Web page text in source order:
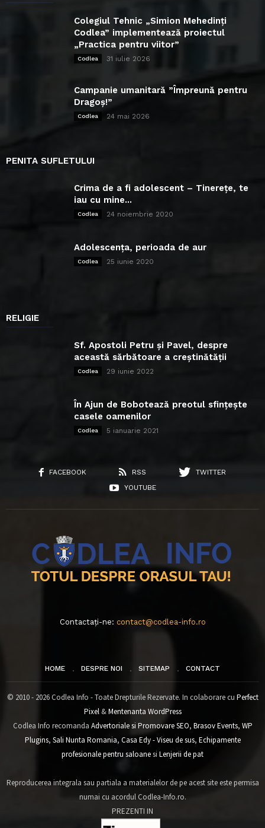
Colegiul Tehnic „Simion Mehedinți
Codlea” implementează proiectul
„Practica pentru viitor”
Codlea 31 iulie 2026
Campanie umanitară ”Împreună pentru
Dragoș!”
Codlea 24 mai 2026
PENITA SUFLETULUI
Crima de a fi adolescent – Tinerețe, te
iau cu mine...
Codlea 24 noiembrie 2020
Adolescența, perioada de aur
Codlea 25 iunie 2020
RELIGIE
Sf. Apostoli Petru și Pavel, despre
această sărbătoare a creștinătății
Codlea 29 iunie 2022
În Ajun de Bobotează preotul sfințește
casele oamenilor
Codlea 5 ianuarie 2021
FACEBOOK RSS
TWITTER
YOUTUBE
Contactați-ne: contact@codlea-info.ro
HOME DESPRE NOI SITEMAP CONTACT
© 2010 - 2026 Codlea Info - Toate Drepturile Rezervate. In colaborare cu Perfect
Pixel&Mentenanta WordPress
Codlea Info recomanda Advertoriale si Promovare SEO, Brasov Events, WP
Plugins, Sali Nunta Romania, Casa Edy - Viseu de sus, Echipamente
profesionale pentru saloanesi Lenjerii de pat
Reproducerea integrala sau partiala a materialelor de pe acest site este permisa
numai cu acordul Codlea-Info.ro.
PREZENTI IN